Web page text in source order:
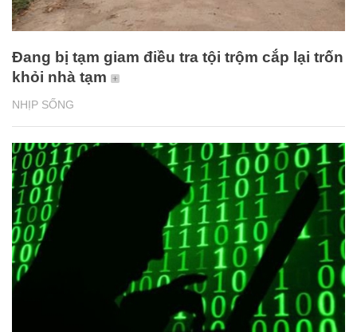
NHỊP SỐNG
Đang bị tạm giam điều tra tội trộm cắp lại trốn
khỏi nhà tạm